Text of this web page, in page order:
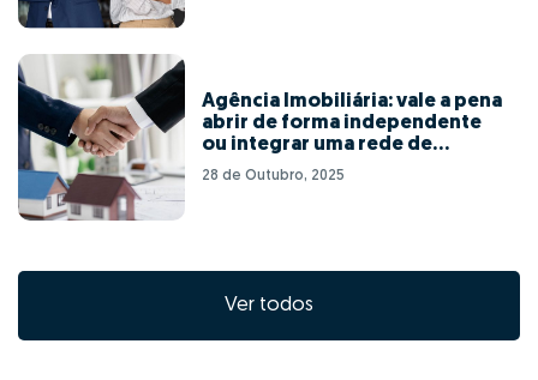
Agência Imobiliária: vale a pena
abrir de forma independente
ou integrar uma rede de
franchising?
28 de Outubro, 2025
Ver todos